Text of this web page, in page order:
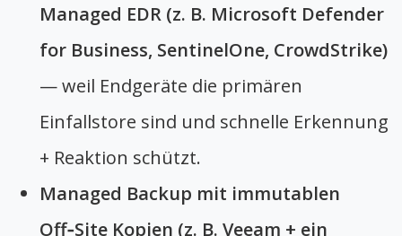
Managed EDR (z. B. Microsoft Defender
for Business, SentinelOne, CrowdStrike)
— weil Endgeräte die primären
Einfallstore sind und schnelle Erkennung
+ Reaktion schützt.
Managed Backup mit immutablen
Off‑Site Kopien (z. B. Veeam + ein